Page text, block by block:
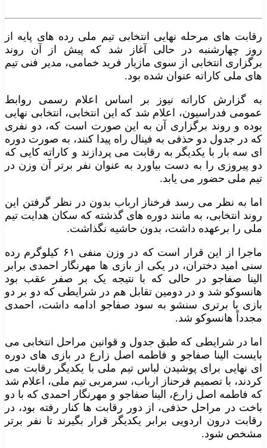
رقابت های مرحله نهایی انتخابی تیم ملی رده های پایه از
روز چهارشنبه در حالی آغاز شد که پیش از آن روند
برگزاری انتخابی از سوی مازیار فرید خمامی، مدیر فنی تیم
های ملی کاراته عنوان شده بود.
به گزارش کاراته نیوز بر اساس اعلام رسمی روابط
عمومی فدراسیون، اعلام شد که این انتخابی، انتخابی نهایی
بوده و روند برگزاری آن به این صورت است که، دو نفری
که در جدول دو حذفی به فینال راه پیدا کنند، به صورت دوره
ای سه بار با یکدیگر به رقابت می پردازند و کاراته کایی که
دو پیروزی را به دست بیاورد به عنوان نفر برتر آن وزن در
تیم ملی حضور می یابد.
اما به نظر می رسد فرخناز ارباب بدون در نظر گرفتن این
روند انتخابی، به مانند دوره های گذشته که سکان هدایت تیم
ملی را برعهده داشت، بدون حاشیه نگذاشت.
ماجرا از این قرار است که در وزن منفی ۶۱ کیلوگرم رده
سنی امید دختران، در یکی از بازی ها مهرنگار احمدی برابر
الینا صفاجو در حالی که با نتیجه یک بر صفر عقب بود
هانسوکو شد و در دومین تقابل هم در شرایطی که دو بر دو
بازی با برتری سنشو به سود صفاجو ادامه داشت، احمدی
مجدداً هانسوکو شد.
اما در شرایطی که طبق جدول و قوانین مراحل انتخابی می
بایست الینا صفاجو و فاطمه اصل زارع در بازی های دوره
ای نهایی برای پوشیدن لباس تیم ملی با یکدیگر رقابت می
کردند، با تصمیم فرحناز ارباب، سرمربی تیم ملی، اعلام شد
که فاطمه اصل زارع، الینا صفاجو و مهرنگار احمدی که با دو
باخت در مراحل حذفی، از دور رقابت ها کنار رفته بود، در
رقابت درون اردویی برابر یکدیگر قرار بگیرند تا نفر برتر
مشخص شود.